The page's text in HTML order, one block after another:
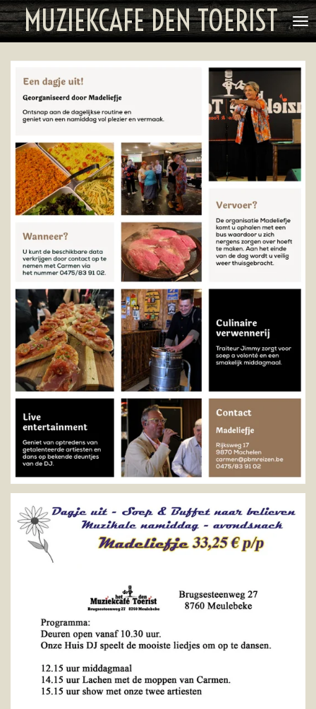
Ga
direct
de
hoofdinhoud
MUZIEKCAFE DEN TOERIST